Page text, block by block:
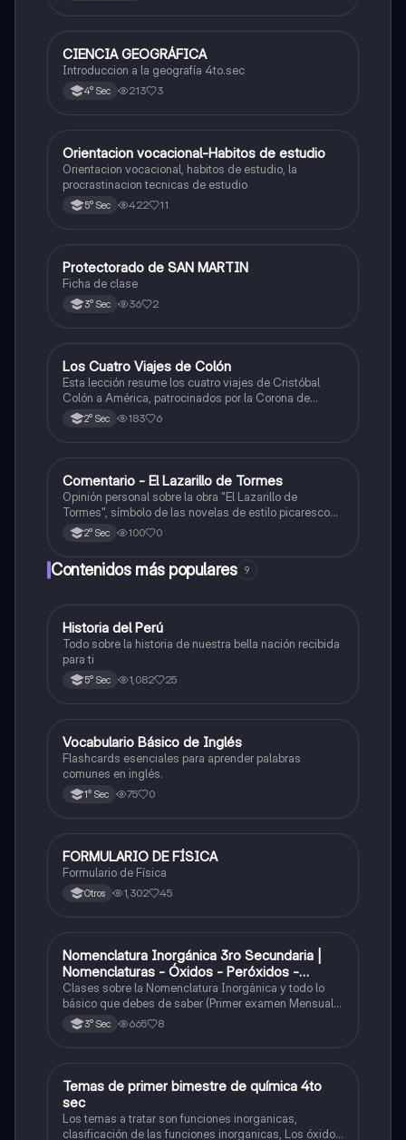
Ciencias Sociales
CIENCIA GEOGRÁFICA
Introduccion a la geografía 4to.sec
4° Sec 213 3
Ciencias Sociales
Orientacion vocacional-Habitos de estudio
Orientacion vocacional, habitos de estudio, la
procrastinacion tecnicas de estudio
5° Sec 422 11
Ciencias Sociales
Protectorado de SAN MARTIN
Ficha de clase
3° Sec 36 2
Ciencias Sociales
Los Cuatro Viajes de Colón
Esta lección resume los cuatro viajes de Cristóbal
Colón a América, patrocinados por la Corona de
Castilla, destacando sus objetivos, rutas y
descubrimientos.
2° Sec 183 6
Castellano
Comentario - El Lazarillo de Tormes
Opinión personal sobre la obra "El Lazarillo de
Tormes", símbolo de las novelas de estilo picaresco
en la literatura española.
2° Sec 100 0
Contenidos más populares 9
Ciencias Sociales
Historia del Perú
Todo sobre la historia de nuestra bella nación recibida
para ti
5° Sec 1,082 25
VInglés
Vocabulario Básico de Inglés
Flashcards esenciales para aprender palabras
comunes en inglés.
1° Sec 75 0
Física
FORMULARIO DE FÍSICA
Formulario de Física
Otros 1,302 45
Química
Nomenclatura Inorgánica 3ro Secundaria |
Nomenclaturas - Óxidos - Peróxidos -
Hidróxido o Bases
Clases sobre la Nomenclatura Inorgánica y todo lo
básico que debes de saber (Primer examen Mensual
2025)3° Sec 665 8
Química
Temas de primer bimestre de química 4to
sec
Los temas a tratar son funciones inorganicas,
clasificación de las funciones inorganicas, Los óxidos